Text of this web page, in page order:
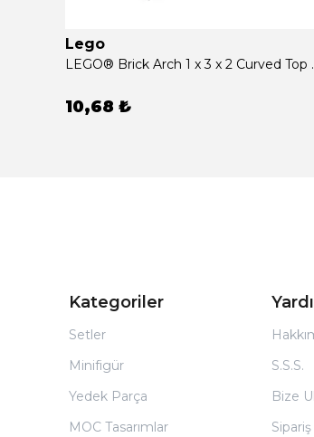
Lego
LEGO®
10,68 ₺
Kategoriler
Setler
Minifigür
Yedek Parça
MOC Tasarımlar
S.S.S.
Bize